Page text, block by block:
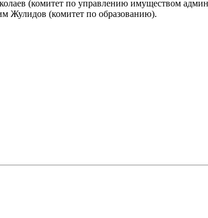
(комитет по управлению имуществом
Жулидов (комитет по образованию).